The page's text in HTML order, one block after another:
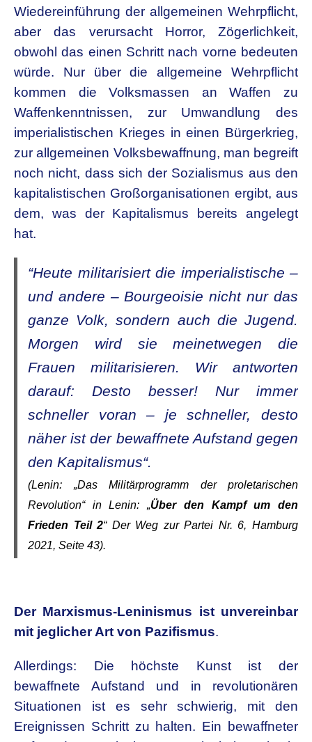
Wiedereinführung der allgemeinen Wehrpflicht,
aber das verursacht Horror, Zögerlichkeit,
obwohl das einen Schritt nach vorne bedeuten
würde. Nur über die allgemeine Wehrpflicht
kommen die Volksmassen an Waffen zu
Waffenkenntnissen, zur Umwandlung des
imperialistischen Krieges in einen Bürgerkrieg,
zur allgemeinen Volksbewaffnung, man begreift
noch nicht, dass sich der Sozialismus aus den
kapitalistischen Großorganisationen ergibt, aus
dem, was der Kapitalismus bereits angelegt
hat.
“Heute militarisiert die imperialistische –
und andere – Bourgeoisie nicht nur das
ganze Volk, sondern auch die Jugend.
Morgen wird sie meinetwegen die
Frauen militarisieren. Wir antworten
darauf: Desto besser! Nur immer
schneller voran – je schneller, desto
näher ist der bewaffnete Aufstand gegen
den Kapitalismus“.
(Lenin: „Das Militärprogramm der proletarischen
Revolution“ in Lenin: „Über den Kampf um den
Frieden Teil 2“ Der Weg zur Partei Nr. 6, Hamburg
2021, Seite 43).
Der Marxismus-Leninismus ist unvereinbar
mit jeglicher Art von Pazifismus.
Allerdings: Die höchste Kunst ist der
bewaffnete Aufstand und in revolutionären
Situationen ist es sehr schwierig, mit den
Ereignissen Schritt zu halten. Ein bewaffneter